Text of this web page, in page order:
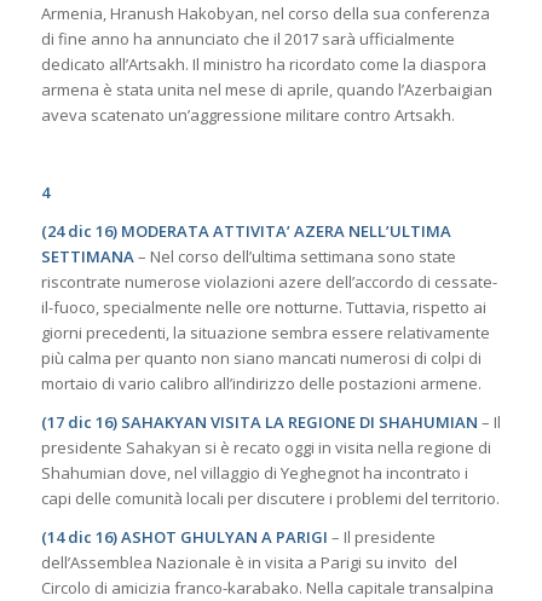
Armenia, Hranush Hakobyan, nel corso della sua conferenza
di fine anno ha annunciato che il 2017 sarà ufficialmente
dedicato all’Artsakh. Il ministro ha ricordato come la diaspora
armena è stata unita nel mese di aprile, quando l’Azerbaigian
aveva scatenato un’aggressione militare contro Artsakh.
4
(24 dic 16) MODERATA ATTIVITA’ AZERA NELL’ULTIMA
SETTIMANA– Nel corso dell’ultima settimana sono state
riscontrate numerose violazioni azere dell’accordo di cessate-
il-fuoco, specialmente nelle ore notturne. Tuttavia, rispetto ai
giorni precedenti, la situazione sembra essere relativamente
più calma per quanto non siano mancati numerosi di colpi di
mortaio di vario calibro all’indirizzo delle postazioni armene.
(17 dic 16) SAHAKYAN VISITA LA REGIONE DI SHAHUMIAN – Il
presidente Sahakyan si è recato oggi in visita nella regione di
Shahumian dove, nel villaggio di Yeghegnot ha incontrato i
capi delle comunità locali per discutere i problemi del territorio.
(14 dic 16) ASHOT GHULYAN A PARIGI – Il presidente
dell’Assemblea Nazionale è in visita a Parigi su invito del
Circolo di amicizia franco-karabako. Nella capitale transalpina